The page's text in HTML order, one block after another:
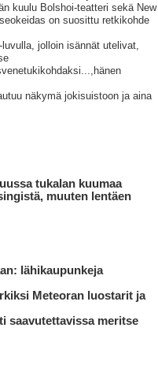
kuulu Bolshoi-teatteri sekä New
on suosittu retkikohde
jolloin isännät utelivat,
näkymä jokisuistoon ja aina
tukalan kuumaa
muuten lentäen
lähikaupunkeja
Meteoran luostarit ja
saavutettavissa meritse